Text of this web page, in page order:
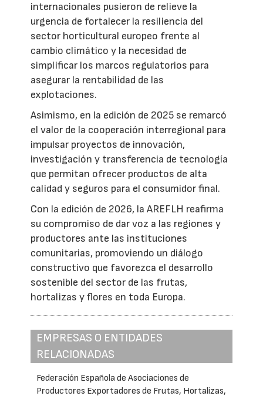
internacionales pusieron de relieve la
urgencia de fortalecer la resiliencia del
sector horticultural europeo frente al
cambio climático y la necesidad de
simplificar los marcos regulatorios para
asegurar la rentabilidad de las
explotaciones.
Asimismo, en la edición de 2025 se remarcó
el valor de la cooperación interregional para
impulsar proyectos de innovación,
investigación y transferencia de tecnología
que permitan ofrecer productos de alta
calidad y seguros para el consumidor final.
Con la edición de 2026, la AREFLH reafirma
su compromiso de dar voz a las regiones y
productores ante las instituciones
comunitarias, promoviendo un diálogo
constructivo que favorezca el desarrollo
sostenible del sector de las frutas,
hortalizas y flores en toda Europa.
EMPRESAS O ENTIDADES
RELACIONADAS
Federación Española de Asociaciones de
Productores Exportadores de Frutas, Hortalizas,